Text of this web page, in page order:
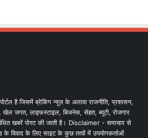
है जिसमें ब्रेकिंग न्यूज़ के अलावा राजनीति, प्रशासन,
खेल जगत, लाइफस्टाइल, बिजनेस, सेहत, ब्यूटी, रोजगार
खबरें पोस्ट की जाती है। Disclaimer - समाचार से
के विवाद के लिए साइट के कुछ तत्वों में उपयोगकर्ताओं